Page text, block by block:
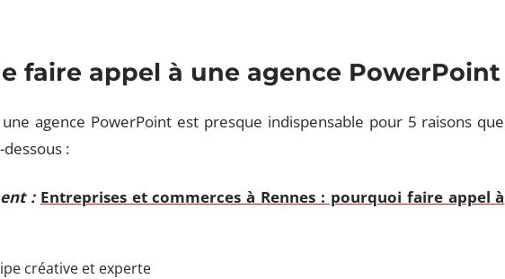
faire appel à une agence PowerPoint
agence PowerPoint est presque indispensable pour 5 raisons que
:
: Entreprises et commerces à Rennes : pourquoi faire appel à
créative et experte